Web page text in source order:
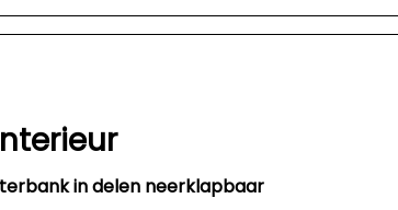
in delen neerklapbaar